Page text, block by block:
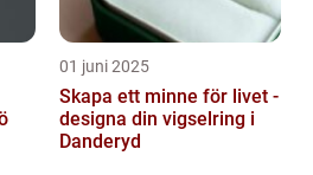
01 juni 2025
Skapa ett minne för livet -
designa din vigselring i
Danderyd